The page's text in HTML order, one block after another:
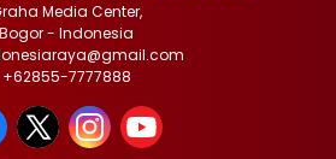
Media Center,
Bogor - Indonesia
+62855-7777888